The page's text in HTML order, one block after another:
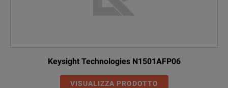
Keysight Technologies N1501AFP06
VISUALIZZA PRODOTTO